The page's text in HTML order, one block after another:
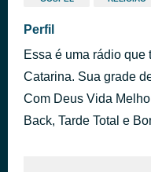
07 - 2026 Bloco
A Voz Do
07 - 2026 Bloco
A Voz Do Adorador
Perfil
Essa é uma rádio que
Catarina. Sua grade
Com Deus Vida
Back, Tarde Total e